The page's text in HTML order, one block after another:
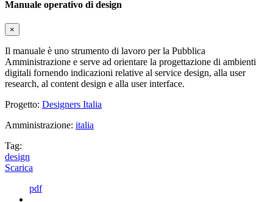
Manuale operativo di design
×
Il manuale è uno strumento di lavoro per la Pubblica
Amministrazione e serve ad orientare la progettazione di ambienti
digitali fornendo indicazioni relative al service design, alla user
research, al content design e alla user interface.
Progetto: Designers Italia
Amministrazione: italia
Tag:
design
Scarica
pdf